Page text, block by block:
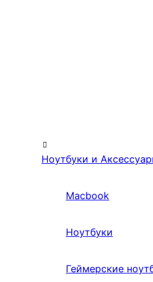
Ноутбуки и
Macbook
Ноутбуки
Геймерские